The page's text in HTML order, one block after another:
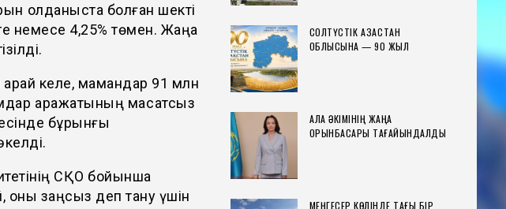
қолданыста болған шекті
немесе 4,25% төмен. Жаңа
келе, мамандар 91 млн
қаражатының мақсатсыз
бұрынғы
СҚО бойынша
оны заңсыз деп тану үшін
СОЛТҮСТІК ҚАЗАҚСТАН
ОБЛЫСЫНА — 90 ЖЫЛ
ҚАЛА ӘКІМІНІҢ ЖАҢА
ОРЫНБАСАРЫ ТАҒАЙЫНДАЛДЫ
МЕҢГЕСЕР КӨЛІНДЕ ТАҒЫ БІР